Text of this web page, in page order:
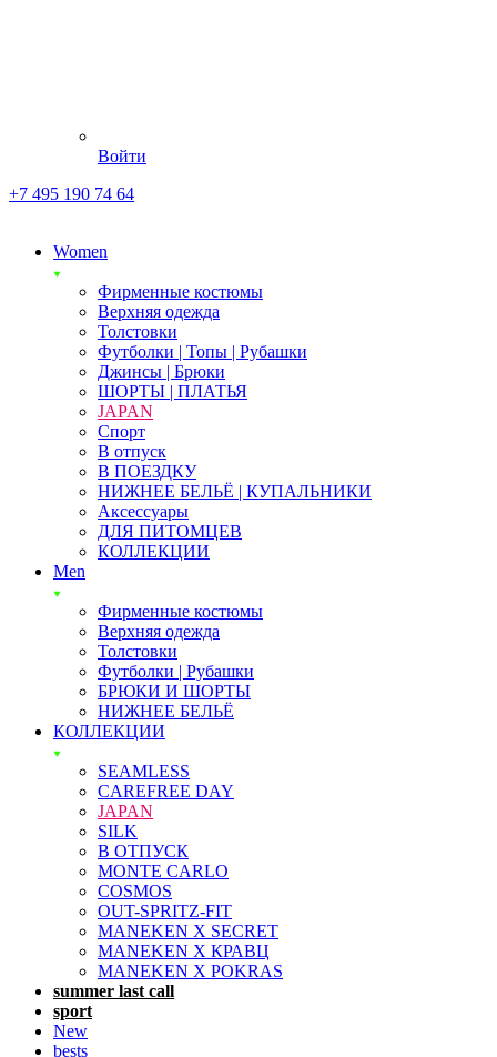
Войти
+7 495 190 74 64
Women
Фирменные костюмы
Верхняя одежда
Толстовки
Футболки | Топы | Рубашки
Джинсы | Брюки
ШОРТЫ | ПЛАТЬЯ
JAPAN
Спорт
В отпуск
В ПОЕЗДКУ
НИЖНЕЕ БЕЛЬЁ | КУПАЛЬНИКИ
Аксессуары
ДЛЯ ПИТОМЦЕВ
КОЛЛЕКЦИИ
Men
Фирменные костюмы
Верхняя одежда
Толстовки
Футболки | Рубашки
БРЮКИ И ШОРТЫ
НИЖНЕЕ БЕЛЬЁ
КОЛЛЕКЦИИ
SEAMLESS
CAREFREE DAY
JAPAN
SILK
В ОТПУСК
MONTE CARLO
COSMOS
OUT-SPRITZ-FIT
MANEKEN X SECRET
MANEKEN X КРАВЦ
MANEKEN X POKRAS
summer last call
sport
New
bests